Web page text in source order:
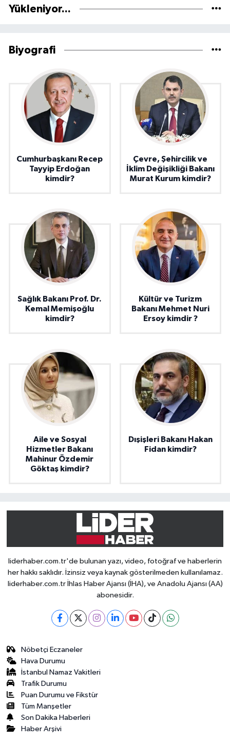
Yükleniyor...
Biyografi
Cumhurbaşkanı Recep
Tayyip Erdoğan
kimdir?
Çevre, Şehircilik ve
İklim Değişikliği Bakanı
Murat Kurum kimdir?
Sağlık Bakanı Prof. Dr.
Kemal Memişoğlu
kimdir?
Kültür ve Turizm
Bakanı Mehmet Nuri
Ersoy kimdir ?
Aile ve Sosyal
Hizmetler Bakanı
Mahinur Özdemir
Göktaş kimdir?
Dışişleri Bakanı Hakan
Fidan kimdir?
liderhaber.com.tr'de bulunan yazı, video, fotoğraf ve haberlerin
her hakkı saklıdır. İzinsiz veya kaynak gösterilmeden kullanılamaz.
liderhaber.com.tr İhlas Haber Ajansı (İHA), ve Anadolu Ajansı (AA)
abonesidir.
Nöbetçi Eczaneler
Hava Durumu
İstanbul Namaz Vakitleri
Trafik Durumu
Puan Durumu ve Fikstür
Tüm Manşetler
Son Dakika Haberleri
Haber Arşivi